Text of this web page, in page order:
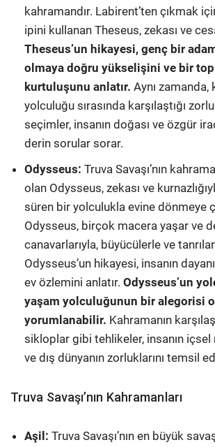
kahramandır. Labirent’ten çıkmak
ipini kullanan Theseus, zekası ve
Theseus’un hikayesi, genç bir
olmaya doğru yükselişini ve bir
kurtuluşunu anlatır. Aynı zamanda,
yolculuğu sırasında karşılaştığı
seçimler, insanın doğası ve özgür
derin sorular sorar.
Odysseus: Truva Savaşı’nın
olan Odysseus, zekası ve
süren bir yolculukla evine dönmeye
Odysseus, birçok macera yaşar ve
canavarlarıyla, büyücülerle ve
Odysseus’un hikayesi, insanın
ev özlemini anlatır. Odysseus’un
yaşam yolculuğunun bir alegorisi
yorumlanabilir. Kahramanın
sikloplar gibi tehlikeler, insanın
ve dış dünyanın zorluklarını temsil
Truva Savaşı’nın Kahramanları
Aşil: Truva Savaşı’nın en büyük